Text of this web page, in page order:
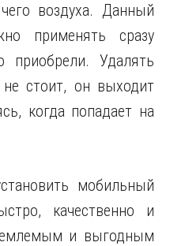
воздуха. Данный
применять сразу
Удалять
стоит, он выходит
когда попадает на
мобильный
качественно и
и выгодным